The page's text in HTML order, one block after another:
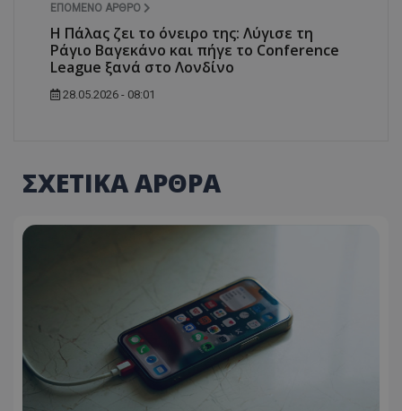
ΕΠΌΜΕΝΟ ΆΡΘΡΟ
H Πάλας ζει το όνειρο της: Λύγισε τη
Ράγιο Βαγεκάνο και πήγε το Conference
League ξανά στο Λονδίνο
28.05.2026 - 08:01
ΣΧΕΤΙΚΑ ΑΡΘΡΑ